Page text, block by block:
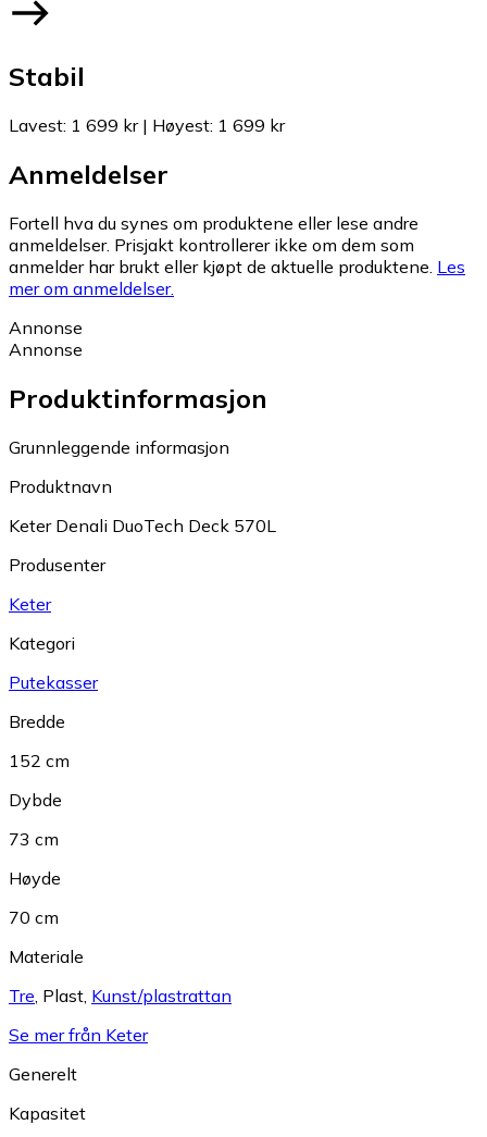
Stabil
Lavest: 1 699 kr| Høyest: 1 699 kr
Anmeldelser
Fortell hva du synes om produktene eller lese andre
anmeldelser. Prisjakt kontrollerer ikke om dem som
anmelder har brukt eller kjøpt de aktuelle produktene. Les
mer om anmeldelser.
Annonse
Annonse
Produktinformasjon
Grunnleggende informasjon
Produktnavn
Keter Denali DuoTech Deck 570L
Produsenter
Keter
Kategori
Putekasser
Bredde
152 cm
Dybde
73 cm
Høyde
70 cm
Materiale
Tre Plast Kunst/plastrattan
Se mer från Keter
Generelt
Kapasitet